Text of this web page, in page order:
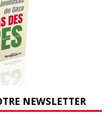
NEWSLETTER